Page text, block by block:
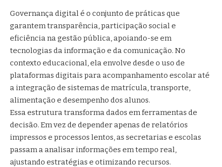
Governança digital é o conjunto de práticas que
garantem transparência, participação social e
eficiência na gestão pública, apoiando-se em
tecnologias da informação e da comunicação. No
contexto educacional, ela envolve desde o uso de
plataformas digitais para acompanhamento escolar até
a integração de sistemas de matrícula, transporte,
alimentação e desempenho dos alunos.
Essa estrutura transforma dados em ferramentas de
decisão. Em vez de depender apenas de relatórios
impressos e processos lentos, as secretarias e escolas
passam a analisar informações em tempo real,
ajustando estratégias e otimizando recursos.